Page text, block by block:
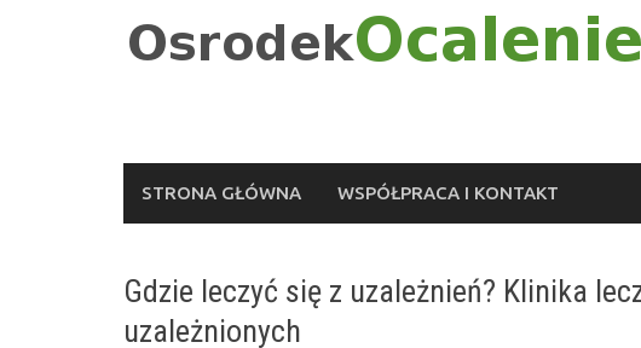
STRONA GŁÓWNA WSPÓŁPRACA I KONTAKT
Gdzie leczyć się z uzależnień? Klinika
uzależnionych